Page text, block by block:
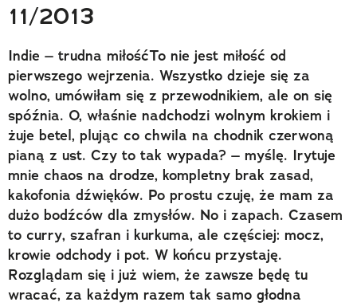
Trendbook Podróżniczy
Polecane
11/2013
Indie – trudna miłośćTo nie jest miłość od
pierwszego wejrzenia. Wszystko dzieje się za
wolno, umówiłam się z przewodnikiem, ale on się
spóźnia. O, właśnie nadchodzi wolnym krokiem i
żuje betel, plując co chwila na chodnik czerwoną
pianą z ust. Czy to tak wypada? – myślę. Irytuje
mnie chaos na drodze, kompletny brak zasad,
kakofonia dźwięków. Po prostu czuję, że mam za
dużo bodźców dla zmysłów. No i zapach. Czasem
to curry, szafran i kurkuma, ale częściej: mocz,
krowie odchody i pot. W końcu przystaję.
Rozglądam się i już wiem, że zawsze będę tu
wracać, za każdym razem tak samo głodna